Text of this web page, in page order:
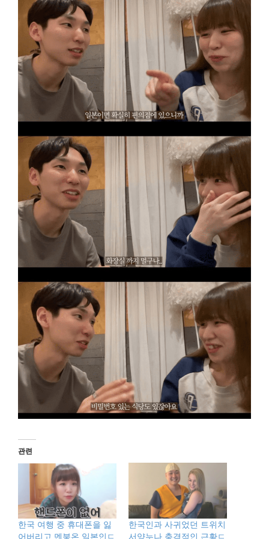
관련
한국 여행 중 휴대폰을 잃
어버리고 멘붕온 일본인ㄷ
한국인과 사귀었던 트위치
서양누나 충격적인 근황ㄷ